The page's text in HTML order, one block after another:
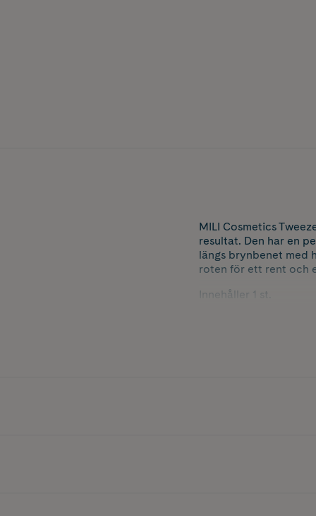
MILI Cosmetics
resultat. Den har en
längs brynbenet med
roten för ett rent och
Innehåller 1 st.